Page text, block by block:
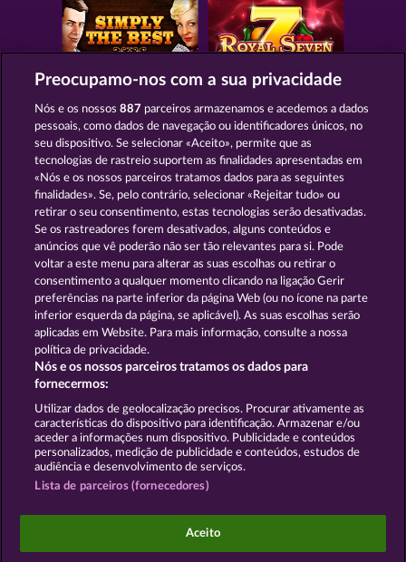
SIMPLY THE BEST ROYAL SEVEN
GOLDEN EI OF
MOORHUHN
FOREVER
DIAMONDS
Mostrar todos os jogos
Termos e Condições
Declaração de Privacidade Marca
Empresa Perguntas frequentes Facebook
Enviar pedido de rescisão
Os jogos do Casino social destinam-se apenas a fins
de entretenimento e não têm qualquer influência
Preocupamo-nos com a sua privacidade
Nós e os nossos887 parceiros armazenamos e acedemos a dados
pessoais, como dados de navegação ou identificadores únicos, no
seu dispositivo. Se selecionar «Aceito», permite que as
tecnologias de rastreio suportem as finalidades apresentadas em
«Nós e os nossos parceiros tratamos dados para as seguintes
finalidades». Se, pelo contrário, selecionar «Rejeitar tudo» ou
retirar o seu consentimento, estas tecnologias serão desativadas.
Se os rastreadores forem desativados, alguns conteúdos e
anúncios que vê poderão não ser tão relevantes para si. Pode
voltar a este menu para alterar as suas escolhas ou retirar o
consentimento a qualquer momento clicando na ligação Gerir
preferências na parte inferior da página Web (ou no ícone na parte
inferior esquerda da página, se aplicável). As suas escolhas serão
aplicadas em Website. Para mais informação, consulte a nossa
política de privacidade.
Nós e os nossos parceiros tratamos os dados para
fornecermos:
Utilizar dados de geolocalização precisos. Procurar ativamente as
características do dispositivo para identificação. Armazenar e/ou
aceder a informações num dispositivo. Publicidade e conteúdos
personalizados, medição de publicidade e conteúdos, estudos de
audiência e desenvolvimento de serviços.
Lista de parceiros (fornecedores)
Aceito